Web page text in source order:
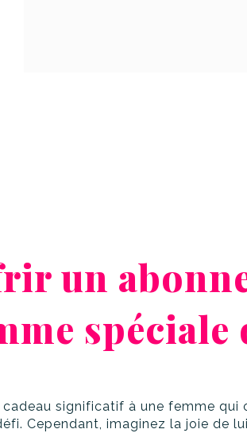
un
significatif à une femme
Cependant, imaginez la joie de